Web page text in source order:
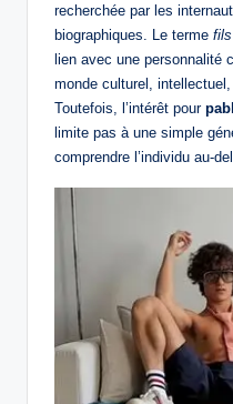
recherchée par les
biographiques. Le terme
lien avec une personnalité
monde culturel,
Toutefois, l’intérêt pour
limite pas à une simple
comprendre l’individu au-